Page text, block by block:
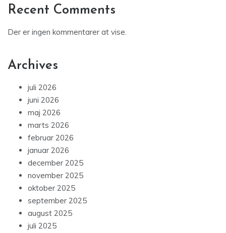
Recent Comments
Der er ingen kommentarer at vise.
Archives
juli 2026
juni 2026
maj 2026
marts 2026
februar 2026
januar 2026
december 2025
november 2025
oktober 2025
september 2025
august 2025
juli 2025